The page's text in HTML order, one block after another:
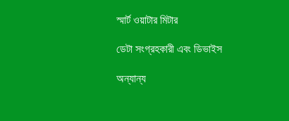
স্মার্ট ওয়াটার মিটার
ডেটা সংগ্রহকারী এবং ডিভাইস
অন্যান্য